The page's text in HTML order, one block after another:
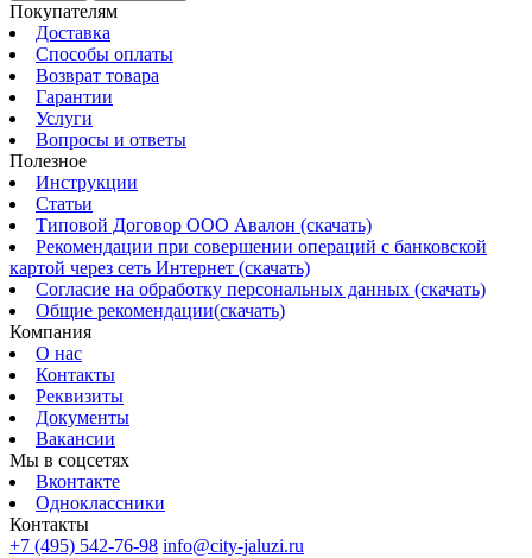
Покупателям
Доставка
Способы оплаты
Возврат товара
Гарантии
Услуги
Вопросы и ответы
Полезное
Инструкции
Статьи
Типовой Договор ООО Авалон (скачать)
Рекомендации при совершении операций с банковской
картой через сеть Интернет (скачать)
Согласие на обработку персональных данных (скачать)
Общие рекомендации(скачать)
Компания
О нас
Контакты
Реквизиты
Документы
Вакансии
Мы в соцсетях
Вконтакте
Одноклассники
Контакты
+7 (495) 542-76-98 info@city-jaluzi.ru